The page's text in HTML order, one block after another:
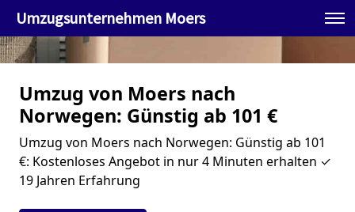
Umzugsunternehmen Moers
Umzug von Moers nach
Norwegen: Günstig ab 101 €
Umzug von Moers nach Norwegen: Günstig ab 101
€: Kostenloses Angebot in nur 4 Minuten erhalten ✓
19 Jahren Erfahrung